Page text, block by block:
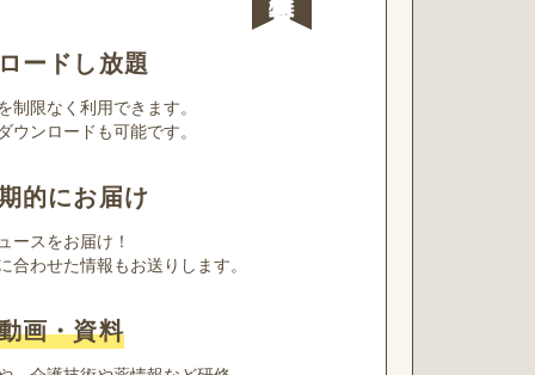
ードし放題
制限なく利用できます。
ウンロードも可能です。
的にお届け
ースをお届け！
合わせた情報もお送りします。
画・資料